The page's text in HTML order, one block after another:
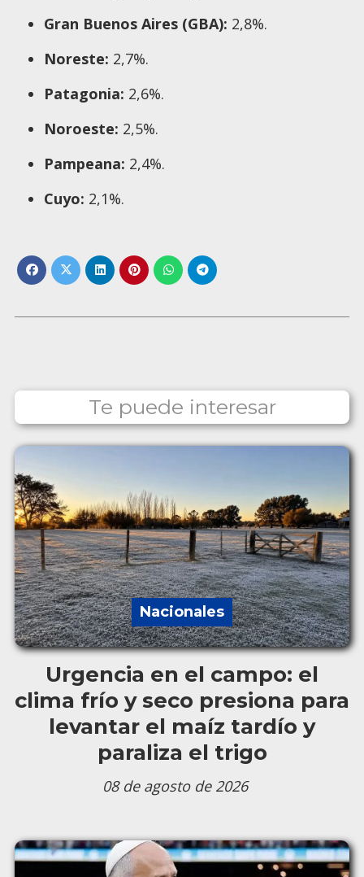
Gran Buenos Aires (GBA): 2,8%.
Noreste: 2,7%.
Patagonia: 2,6%.
Noroeste: 2,5%.
Pampeana: 2,4%.
Cuyo: 2,1%.
Te puede interesar
Urgencia en el campo: el
clima frío y seco presiona para
levantar el maíz tardío y
paraliza el trigo
Nacionales
08 de agosto de 2026